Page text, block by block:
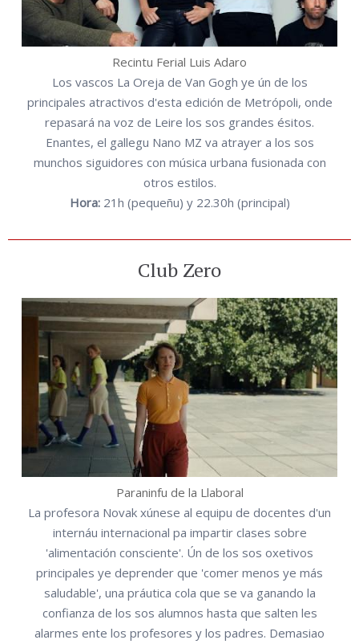
Recintu Ferial Luis Adaro
Los vascos La Oreja de Van Gogh ye ún de los
principales atractivos d'esta edición de Metrópoli, onde
repasará na voz de Leire los sos grandes ésitos.
Enantes, el gallegu Nano MZ va atrayer a los sos
munchos siguidores con música urbana fusionada con
otros estilos.
Hora:21h (pequeñu) y 22.30h (principal)
Club Zero
Paraninfu de la Llaboral
La profesora Novak xúnese al equipu de docentes d'un
internáu internacional pa impartir clases sobre
'alimentación consciente'. Ún de los sos oxetivos
principales ye deprender que 'comer menos ye más
saludable', una práutica cola que se va ganando la
confianza de los sos alumnos hasta que salten les
alarmes ente los profesores y los padres. Demasiao